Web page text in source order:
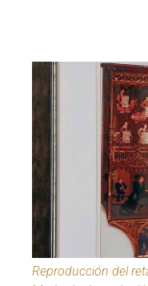
Reproducción del